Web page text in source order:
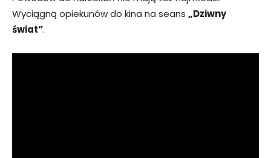
Wyciągną opiekunów do kina na seans „Dziwny
świat”.